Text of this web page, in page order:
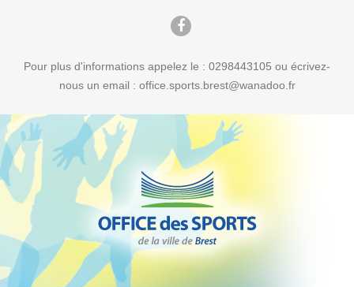
Pour plus d'informations appelez le : 0298443105 ou écrivez-
nous un email : office.sports.brest@wanadoo.fr